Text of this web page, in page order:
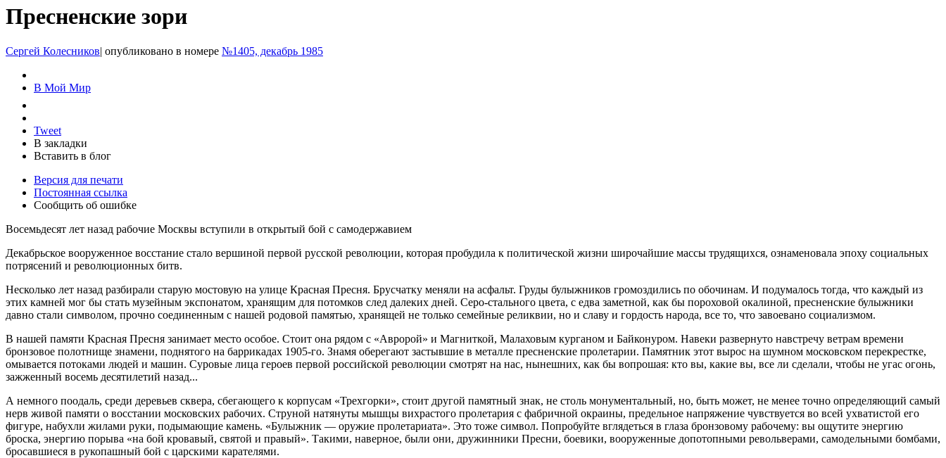
Пресненские зори
Сергей Колесников| опубликовано в номере №1405, декабрь 1985
В Мой Мир
Tweet
В закладки
Вставить в блог
Версия для печати
Постоянная ссылка
Сообщить об ошибке
Восемьдесят лет назад рабочие Москвы вступили в открытый бой с самодержавием
Декабрьское вооруженное восстание стало вершиной первой русской революции, которая пробудила к политической жизни широчайшие массы трудящихся, ознаменовала эпоху социальных
потрясений и революционных битв.
Несколько лет назад разбирали старую мостовую на улице Красная Пресня. Брусчатку меняли на асфальт. Груды булыжников громоздились по обочинам. И подумалось тогда, что каждый из
этих камней мог бы стать музейным экспонатом, хранящим для потомков след далеких дней. Серо-стального цвета, с едва заметной, как бы пороховой окалиной, пресненские булыжники
давно стали символом, прочно соединенным с нашей родовой памятью, хранящей не только семейные реликвии, но и славу и гордость народа, все то, что завоевано социализмом.
В нашей памяти Красная Пресня занимает место особое. Стоит она рядом с «Авророй» и Магниткой, Малаховым курганом и Байконуром. Навеки развернуто навстречу ветрам времени
бронзовое полотнище знамени, поднятого на баррикадах 1905-го. Знамя оберегают застывшие в металле пресненские пролетарии. Памятник этот вырос на шумном московском перекрестке,
омывается потоками людей и машин. Суровые лица героев первой российской революции смотрят на нас, нынешних, как бы вопрошая: кто вы, какие вы, все ли сделали, чтобы не угас огонь,
зажженный восемь десятилетий назад...
А немного поодаль, среди деревьев сквера, сбегающего к корпусам «Трехгорки», стоит другой памятный знак, не столь монументальный, но, быть может, не менее точно определяющий самый
нерв живой памяти о восстании московских рабочих. Струной натянуты мышцы вихрастого пролетария с фабричной окраины, предельное напряжение чувствуется во всей ухватистой его
фигуре, набухли жилами руки, подымающие камень. «Булыжник — оружие пролетариата». Это тоже символ. Попробуйте вглядеться в глаза бронзовому рабочему: вы ощутите энергию
броска, энергию порыва «на бой кровавый, святой и правый». Такими, наверное, были они, дружинники Пресни, боевики, вооруженные допотопными револьверами, самодельными бомбами,
бросавшиеся в рукопашный бой с царскими карателями.